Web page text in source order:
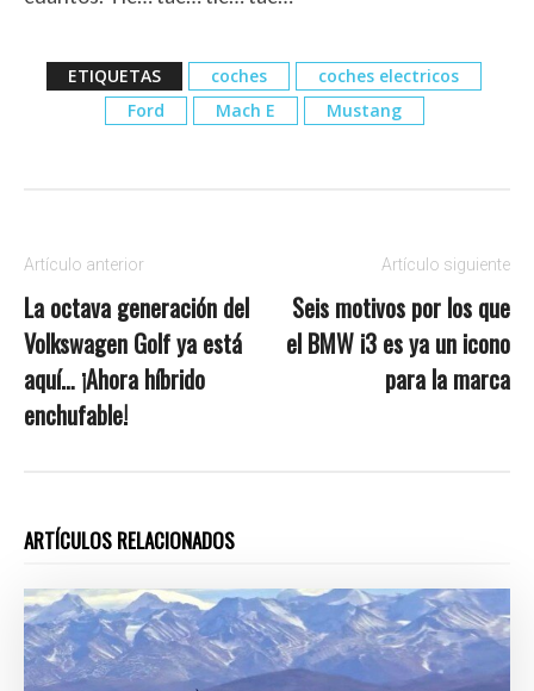
ETIQUETAS coches
coches electricos
Ford
Mach E Mustang
Artículo anterior
La octava generación del
Volkswagen Golf ya está
aquí… ¡Ahora híbrido
enchufable!
Artículo siguiente
Seis motivos por los que
el BMW i3 es ya un icono
para la marca
ARTÍCULOS RELACIONADOS